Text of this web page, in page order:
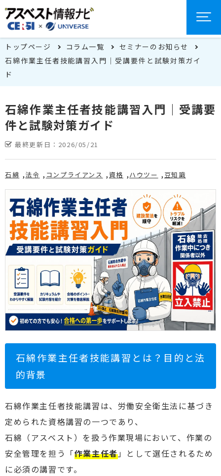
トップページ コラム一覧
セミナーのお知らせ
石綿作業主任者技能講習入門｜受講要件と試験対策ガイ
ド
石綿作業主任者技能講習入門｜受講要
件と試験対策ガイド
最終更新日： 2026/05/21
石綿 法令 コンプライアンス 資格 ハウツー 豆知識
石綿作業主任者技能講習とは？目的と法
的背景
石綿作業主任者技能講習は、労働安全衛生法に基づき
定められた資格講習の一つであり、
石綿（アスベスト）を扱う作業現場において、作業の
安全管理を担う「作業主任者」として選任されるため
に必須の講習です。